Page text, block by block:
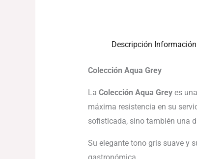
Descripción
Colección Aqua Grey
La Colección Aqua Greyes
máxima resistencia en su
sofisticada, sino también una
Su elegante tono gris suave y